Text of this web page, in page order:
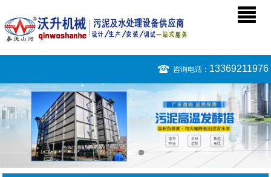
咨询电话： 13369211976